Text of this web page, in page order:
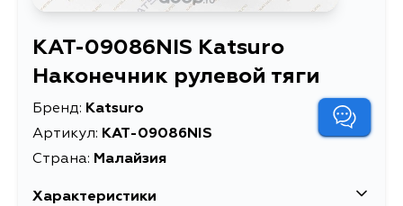
KAT-09086NIS Katsuro
Наконечник рулевой тяги
Бренд: Katsuro
Артикул: KAT-09086NIS
Страна: Малайзия
Характеристики